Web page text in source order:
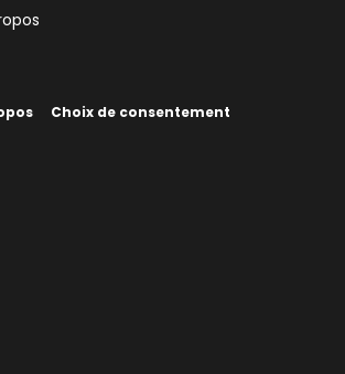
Choix de consentement